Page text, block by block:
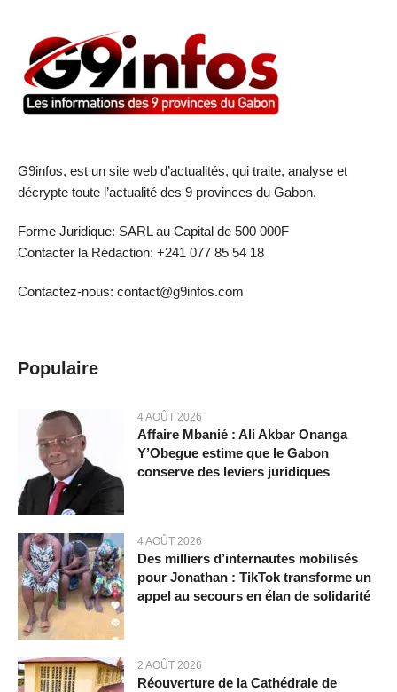
G9infos, est un site web d’actualités, qui traite, analyse et
décrypte toute l’actualité des 9 provinces du Gabon.
Forme Juridique: SARL au Capital de 500 000F
Contacter la Rédaction: +241 077 85 54 18
Contactez-nous: contact@g9infos.com
Populaire
4 AOÛT 2026
Affaire Mbanié : Ali Akbar Onanga
Y’Obegue estime que le Gabon
conserve des leviers juridiques
4 AOÛT 2026
Des milliers d’internautes mobilisés
pour Jonathan : TikTok transforme un
appel au secours en élan de solidarité
2 AOÛT 2026
Réouverture de la Cathédrale de